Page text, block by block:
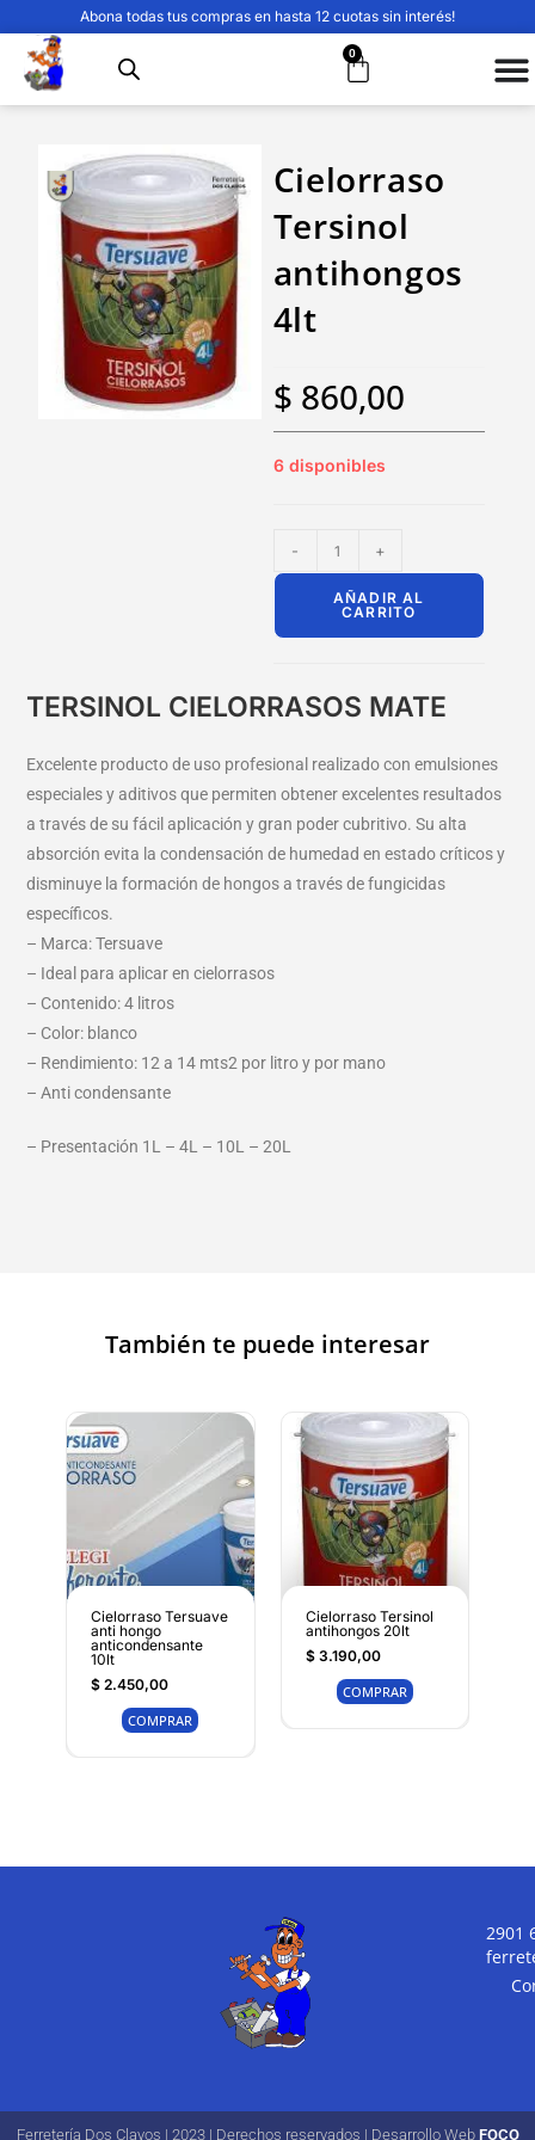
Abona todas tus compras en hasta 12 cuotas sin interés!
0
Cielorraso
Tersinol
antihongos
4lt
$ 860,00
6 disponibles
- +
AÑADIR AL
CARRITO
TERSINOL CIELORRASOS MATE
Excelente producto de uso profesional realizado con emulsiones
especiales y aditivos que permiten obtener excelentes resultados
a través de su fácil aplicación y gran poder cubritivo. Su alta
absorción evita la condensación de humedad en estado críticos y
disminuye la formación de hongos a través de fungicidas
específicos.
– Marca: Tersuave
– Ideal para aplicar en cielorrasos
– Contenido: 4 litros
– Color: blanco
– Rendimiento: 12 a 14 mts2 por litro y por mano
– Anti condensante
– Presentación 1L – 4L – 10L – 20L
También te puede interesar
Cielorraso Tersuave
anti hongo
anticondensante
10lt
$2.450,00
COMPRAR
Cielorraso Tersinol
antihongos 20lt
$3.190,00
COMPRAR
2901
Ferretería Dos Clavos | 2023 | Derechos reservados | Desarrollo Web FOCO